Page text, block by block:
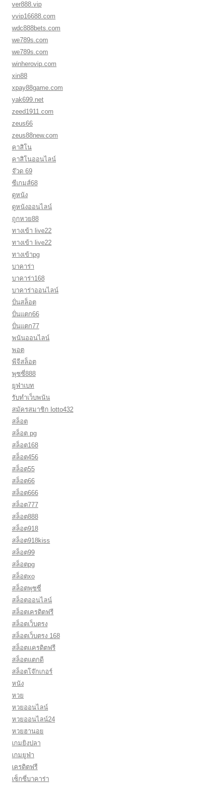
ver888.vip
vvip16688.com
wdc888bets.com
we789s.com
we789s.com
winherovip.com
xin88
xpay88game.com
yak699.net
zeed1911.com
zeus66
zeus88new.com
คาสิโน
คาสิโนออนไลน์
จ๊วด 69
ซีเกมส์68
ดูหนัง
ดูหนังออนไลน์
ถูกหวย88
ทางเข้า live22
ทางเข้า live22
ทางเข้าpg
บาคาร่า
บาคาร่า168
บาคาร่าออนไลน์
ปั่นสล็อต
ปั่นแตก66
ปั่นแตก77
พนันออนไลน์
พอต
พีจีสล็อต
พุซซี่888
ยูฟ่าเบท
รับทำเว็บพนัน
สมัครสมาชิก lotto432
สล็อต
สล็อต pg
สล็อต168
สล็อต456
สล็อต55
สล็อต66
สล็อต666
สล็อต777
สล็อต888
สล็อต918
สล็อต918kiss
สล็อต99
สล็อตpg
สล็อตxo
สล็อตพุซซี่
สล็อตออนไลน์
สล็อตเครดิตฟรี
สล็อตเว็บตรง
สล็อตเว็บตรง 168
สล็อตเเครดิตฟรี
สล็อตแตกดี
สล็อตโจ๊กเกอร์
หนัง
หวย
หวยออนไลน์
หวยออนไลน์24
หวยฮานอย
เกมยิงปลา
เกมยูฟ่า
เครดิตฟรี
เซ็กซี่บาคาร่า